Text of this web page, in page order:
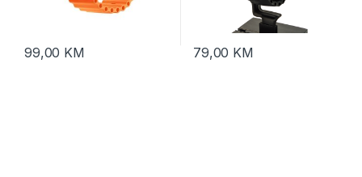
99,00 KM 79,00 KM